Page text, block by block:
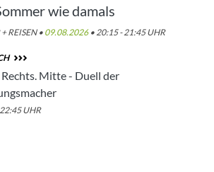
wie damals
REISEN • 09.08.2026• 20:15 - 21:45 UHR
Rechts. Mitte - Duell der
UHR